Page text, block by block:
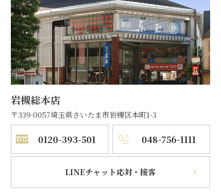
岩槻総本店
〒339-0057埼玉県さいたま市岩槻区本町1-3
0120-393-501 048-756-1111
LINEチャット応対・接客